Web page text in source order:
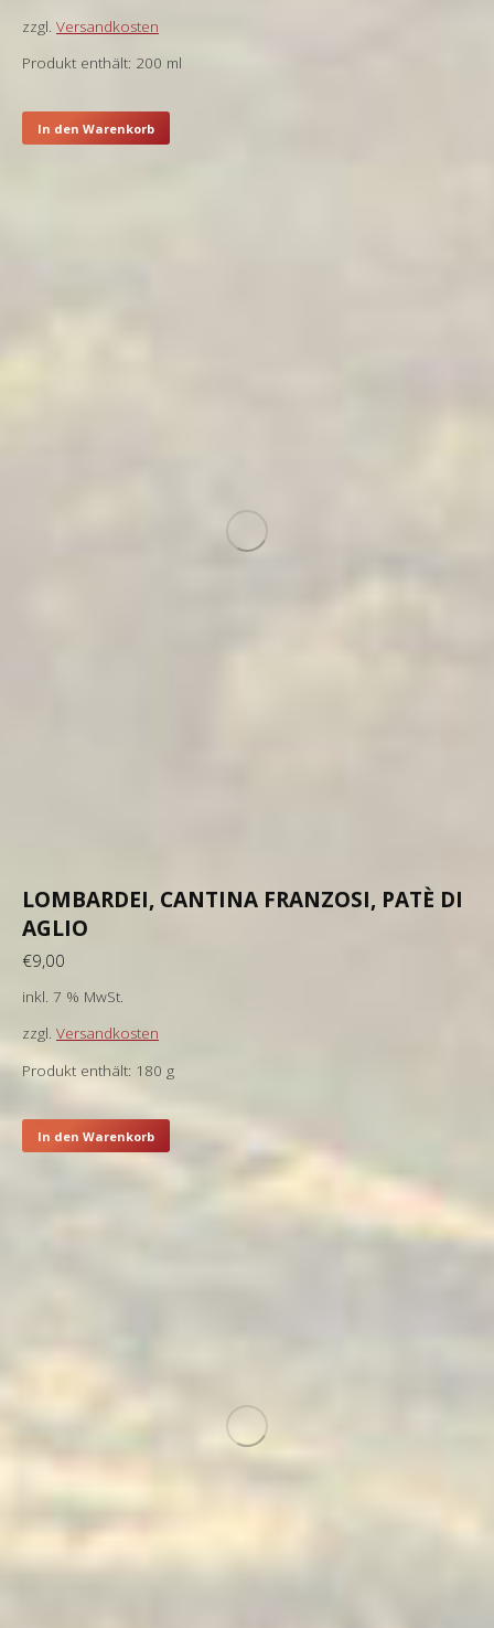
zzgl. Versandkosten
Produkt enthält: 200 ml
In den Warenkorb
LOMBARDEI, CANTINA FRANZOSI, PATÈ DI
AGLIO
€9,00
inkl. 7 % MwSt.
zzgl. Versandkosten
Produkt enthält: 180 g
In den Warenkorb